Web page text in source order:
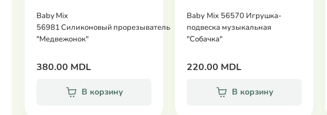
Baby Mix
56981 Силиконовый прорезыватель
"Медвежонок"
380.00 MDL
В корзину
Baby Mix 56570 Игрушка-
подвеска музыкальная
"Собачка"
220.00 MDL
В корзину